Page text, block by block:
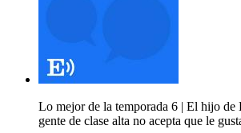
Lo mejor de la temporada 6 | El hijo de
gente de clase alta no acepta que le